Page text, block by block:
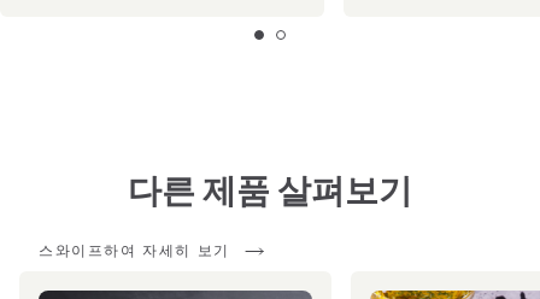
다른 제품 살펴보기
스와이프하여 자세히 보기